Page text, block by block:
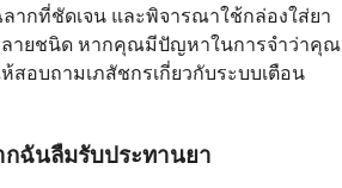
ากที่ชัดเจน และพิจารณาใช้กล่องใส่ยา
ายชนิด หากคุณมีปัญหาในการจำว่าคุณ
สอบถามเภสัชกรเกี่ยวกับระบบเตือน
กฉันลืมรับประทานยา